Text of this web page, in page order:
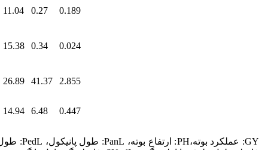
11.04 0.27 0.189
15.38 0.34 0.024
26.89 41.37 2.855
14.94 6.48 0.447